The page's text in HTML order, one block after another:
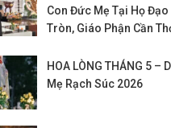
Con Đức Mẹ Tại Họ Đạo
Tròn, Giáo Phận Cần
HOA LÒNG THÁNG 5 –
Mẹ Rạch Súc 2026